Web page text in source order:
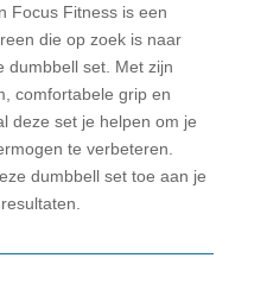
Focus Fitness is een
die op zoek is naar
dumbbell set. Met zijn
comfortabele grip en
deze set je helpen om je
te verbeteren.
dumbbell set toe aan je